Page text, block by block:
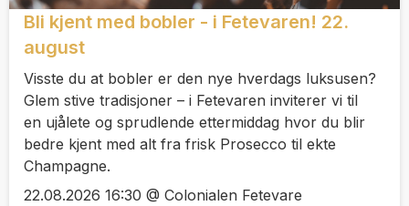
Bli kjent med bobler - i Fetevaren! 22.
august
Visste du at bobler er den nye hverdags luksusen?
Glem stive tradisjoner – i Fetevaren inviterer vi til
en ujålete og sprudlende ettermiddag hvor du blir
bedre kjent med alt fra frisk Prosecco til ekte
Champagne.
22.08.2026 16:30 @ Colonialen Fetevare